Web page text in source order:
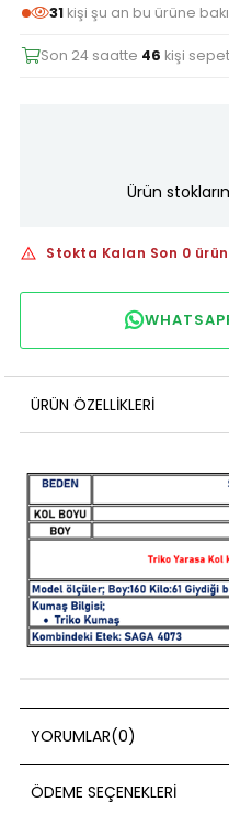
31 kişi şu an bu ürüne
Son 24 saatte 46 kişi
Ürün
Stokta Kalan Son 0
ÜRÜN ÖZELLIKLERI
YORUMLAR(0)
ÖDEME SEÇENEKLERI